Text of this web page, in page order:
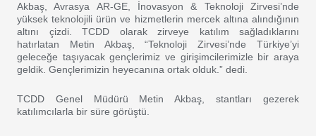
Akbaş, Avrasya AR-GE, İnovasyon & Teknoloji Zirvesi’nde
yüksek teknolojili ürün ve hizmetlerin mercek altına alındığının
altını çizdi. TCDD olarak zirveye katılım sağladıklarını
hatırlatan Metin Akbaş, “Teknoloji Zirvesi’nde Türkiye’yi
geleceğe taşıyacak gençlerimiz ve girişimcilerimizle bir araya
geldik. Gençlerimizin heyecanına ortak olduk.” dedi.
TCDD Genel Müdürü Metin Akbaş, stantları gezerek
katılımcılarla bir süre görüştü.